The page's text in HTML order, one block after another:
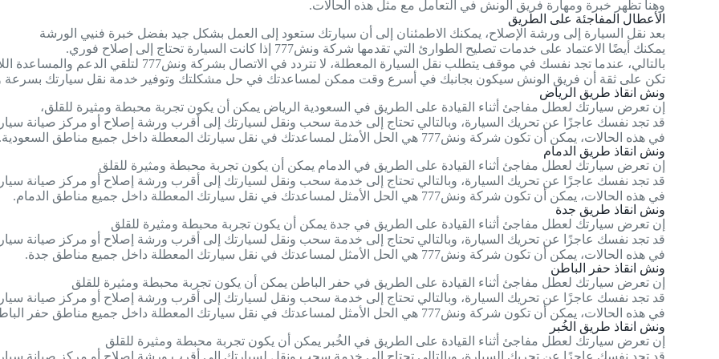
وهنا تظهر خبرة ومهارة فريق الونش في التعامل مع مثل هذه الحالات.
الأعطال المفاجئة على الطريق
بعد نقل السيارة إلى ورشة الإصلاح، يمكنك الاطمئنان إلى أن سيارتك ستعود إلى العمل بشكل جيد بفضل خبرة فنيي الورشة
يمكنك أيضًا الاعتماد على خدمات تصليح الطوارئ التي تقدمها شركة ونش777 إذا كانت السيارة تحتاج إلى إصلاح فوري.
بالتالي، عندما تجد نفسك في موقف يتطلب نقل السيارة المعطلة، لا تتردد في الاتصال بشركة ونش777 لتلقي الدعم والمساعدة اللازمة
تكن على ثقة أن فريق الونش سيكون بجانبك في أسرع وقت ممكن لمساعدتك في حل مشكلتك وتوفير خدمة نقل سيارتك بسرعة
ونش انقاذ طريق الرياض
إن تعرض سيارتك لعطل مفاجئ أثناء القيادة على الطريق في السعودية الرياض يمكن أن يكون تجربة محبطة ومثيرة للقلق،
قد تجد نفسك عاجزًا عن تحريك السيارة، وبالتالي تحتاج إلى خدمة سحب ونقل لسيارتك إلى أقرب ورشة إصلاح أو مركز صيانة
في هذه الحالات، يمكن أن تكون شركة ونش777 هي الحل الأمثل لمساعدتك في نقل سيارتك المعطلة داخل جميع مناطق السعودية.
ونش انقاذ طريق الدمام
إن تعرض سيارتك لعطل مفاجئ أثناء القيادة على الطريق في الدمام يمكن أن يكون تجربة محبطة ومثيرة للقلق
قد تجد نفسك عاجزًا عن تحريك السيارة، وبالتالي تحتاج إلى خدمة سحب ونقل لسيارتك إلى أقرب ورشة إصلاح أو مركز صيانة
في هذه الحالات، يمكن أن تكون شركة ونش777 هي الحل الأمثل لمساعدتك في نقل سيارتك المعطلة داخل جميع مناطق الدمام.
ونش انقاذ طريق جدة
إن تعرض سيارتك لعطل مفاجئ أثناء القيادة على الطريق في جدة يمكن أن يكون تجربة محبطة ومثيرة للقلق
قد تجد نفسك عاجزًا عن تحريك السيارة، وبالتالي تحتاج إلى خدمة سحب ونقل لسيارتك إلى أقرب ورشة إصلاح أو مركز صيانة
في هذه الحالات، يمكن أن تكون شركة ونش777 هي الحل الأمثل لمساعدتك في نقل سيارتك المعطلة داخل جميع مناطق جدة.
ونش انقاذ حفر الباطن
إن تعرض سيارتك لعطل مفاجئ أثناء القيادة على الطريق في حفر الباطن يمكن أن يكون تجربة محبطة ومثيرة للقلق
قد تجد نفسك عاجزًا عن تحريك السيارة، وبالتالي تحتاج إلى خدمة سحب ونقل لسيارتك إلى أقرب ورشة إصلاح أو مركز صيانة
في هذه الحالات، يمكن أن تكون شركة ونش777 هي الحل الأمثل لمساعدتك في نقل سيارتك المعطلة داخل جميع مناطق حفر الباطن.
ونش انقاذ طريق الخُبر
إن تعرض سيارتك لعطل مفاجئ أثناء القيادة على الطريق في الخُبر يمكن أن يكون تجربة محبطة ومثيرة للقلق
قد تجد نفسك عاجزًا عن تحريك السيارة، وبالتالي تحتاج إلى خدمة سحب ونقل لسيارتك إلى أقرب ورشة إصلاح أو مركز صيانة